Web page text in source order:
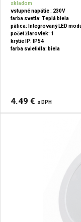
skladom
vstupné napätie : 230V
farba svetla: Teplá biela
pätica: Integrovaný LED
počet žiaroviek: 1
krytie IP: IP54
farba svietidla: biela
4.49 € s DPH